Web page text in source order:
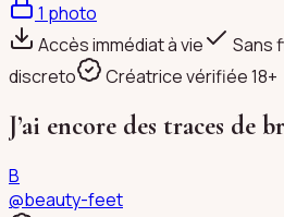
1 photo
Accès immédiat à vie
Sans
discreto
Créatrice vérifiée 18+
J’ai encore des traces de
B
@beauty-feet